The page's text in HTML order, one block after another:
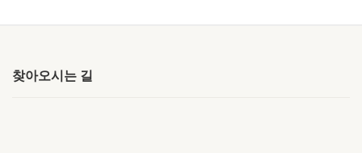
찾아오시는 길